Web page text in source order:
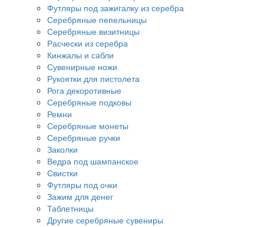
Футляры под зажигалку из серебра
Серебряные пепельницы
Серебряные визитницы
Расчески из серебра
Кинжалы и сабли
Сувенирные ножи
Рукоятки для пистолета
Рога декоротивные
Серебряные подковы
Ремни
Серебряные монеты
Серебряные ручки
Заколки
Ведра под шампанское
Свистки
Футляры под очки
Зажим для денег
Таблетницы
Другие серебряные сувениры